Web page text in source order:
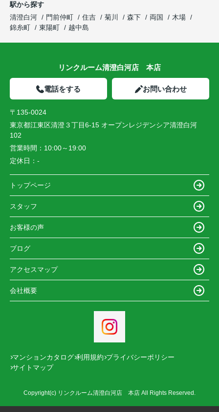
駅から探す
清澄白河
門前仲町 住吉 菊川 森下 両国
木場
錦糸町
東陽町 越中島
リンクルーム清澄白河店 本店
電話をする お問い合わせ
〒135-0024
東京都江東区清澄３丁目6-15 オープンレジデンシア清澄白河
102
営業時間： 10:00～19:00
定休日： -
トップページ
スタッフ
お客様の声
ブログ
アクセスマップ
会社概要
マンションカタログ 利用規約 プライバシーポリシー
サイトマップ
Copyright(c) リンクルーム清澄白河店 本店 All Rights Reserved.